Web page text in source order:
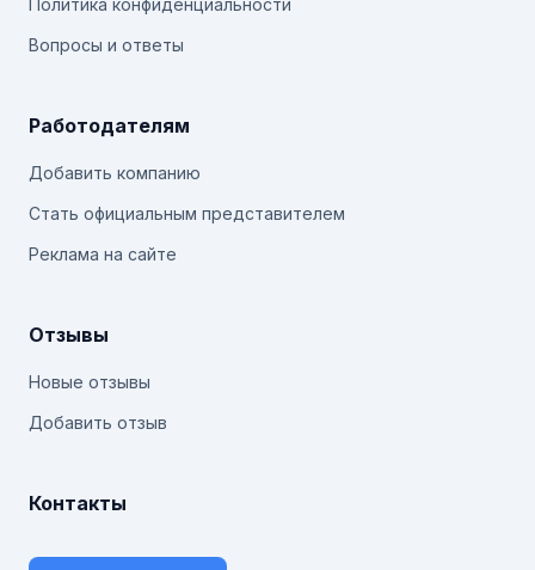
Политика конфиденциальности
Вопросы и ответы
Работодателям
Добавить компанию
Стать официальным представителем
Реклама на сайте
Отзывы
Новые отзывы
Добавить отзыв
Контакты